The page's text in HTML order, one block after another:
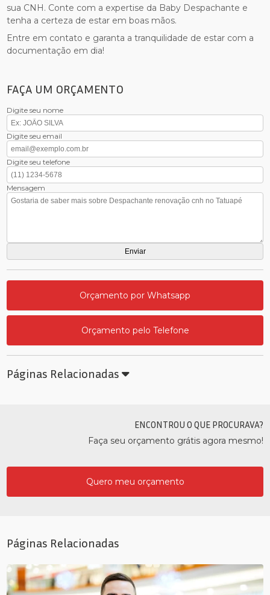
sua CNH. Conte com a expertise da Baby Despachante e
tenha a certeza de estar em boas mãos.
Entre em contato e garanta a tranquilidade de estar com a
documentação em dia!
FAÇA UM ORÇAMENTO
Digite seu nome
Digite seu email
Digite seu telefone
Mensagem
Orçamento por Whatsapp
Orçamento pelo Telefone
Páginas Relacionadas
ENCONTROU O QUE PROCURAVA?
Faça seu orçamento grátis agora mesmo!
Quero meu orçamento
Páginas Relacionadas